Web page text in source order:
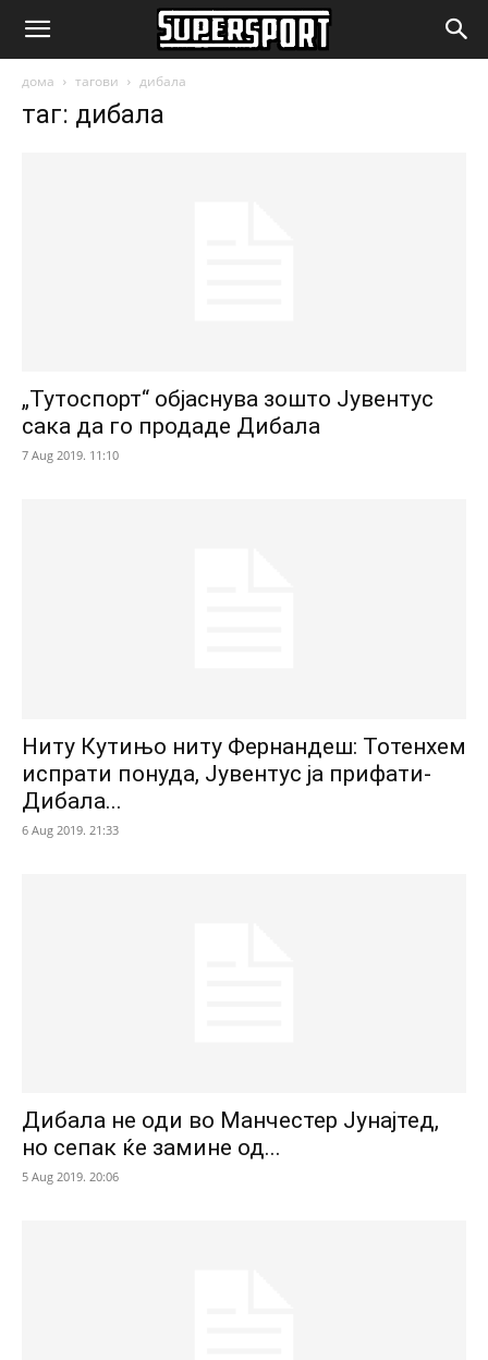
SuperSport.mk
дома тагови дибала
таг: дибала
„Тутоспорт“ објаснува зошто Јувентус
сака да го продаде Дибала
7 Aug 2019. 11:10
Ниту Кутињо ниту Фернандеш: Тотенхем
испрати понуда, Јувентус ја прифати-
Дибала...
6 Aug 2019. 21:33
Дибала не оди во Манчестер Јунајтед,
но сепак ќе замине од...
5 Aug 2019. 20:06